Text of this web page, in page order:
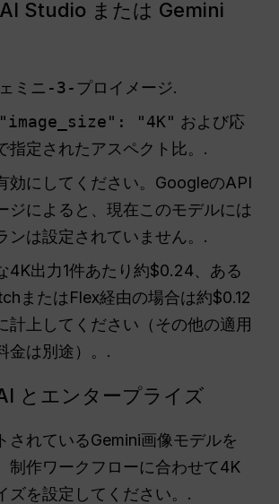
Studio または Gemini
ミニ-3-プロイメージ.
"image_size": "4K" および応
指定されたアスペクト比。.
効にしてください。GoogleのAPI
ジによると、現在このモデルには
ンは設定されていません。.
4K出力1件あたり約$0.24、ある
またはFlex経由の場合は約$0.12
計上してください（その他の適用
金は別途）。.
とエンタープライズ
されているGemini画像モデルを
制作ワークフローに合わせて4K
ズを設定してください。.